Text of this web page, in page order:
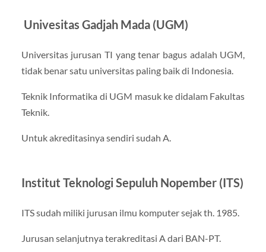
Univesitas Gadjah Mada (UGM)
Universitas jurusan TI yang tenar bagus adalah UGM,
tidak benar satu universitas paling baik di Indonesia.
Teknik Informatika di UGM masuk ke didalam Fakultas
Teknik.
Untuk akreditasinya sendiri sudah A.
Institut Teknologi Sepuluh Nopember (ITS)
ITS sudah miliki jurusan ilmu komputer sejak th. 1985.
Jurusan selanjutnya terakreditasi A dari BAN-PT.